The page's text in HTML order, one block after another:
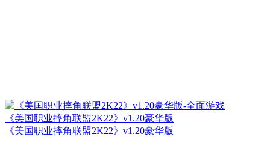
《美国职业摔角联盟2K22》v1.20豪华版
《美国职业摔角联盟2K22》v1.20豪华版